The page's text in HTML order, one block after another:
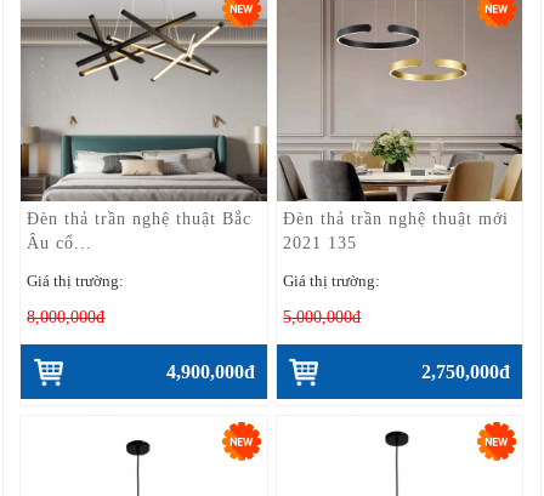
Đèn thả trần nghệ thuật Bắc
Âu cổ...
Giá thị trường:
8,000,000đ
4,900,000đ
Đèn thả trần nghệ thuật mới
2021 135
Giá thị trường:
5,000,000đ
2,750,000đ